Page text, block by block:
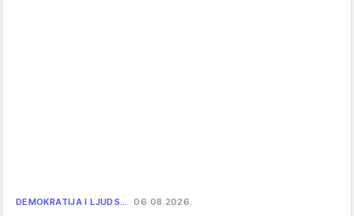
DEMOKRATIJA I LJUDS… 06.08.2026.